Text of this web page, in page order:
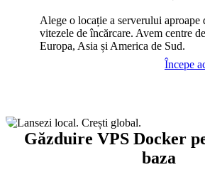
Alege o locație a serverului aproape
vitezele de încărcare. Avem centre
Europa, Asia și America de Sud.
Începe
Găzduire VPS Docker
baza